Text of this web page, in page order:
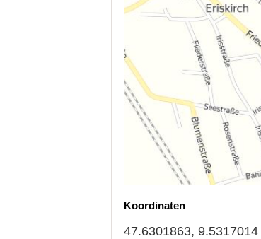
Koordinaten
47.6301863, 9.5317014